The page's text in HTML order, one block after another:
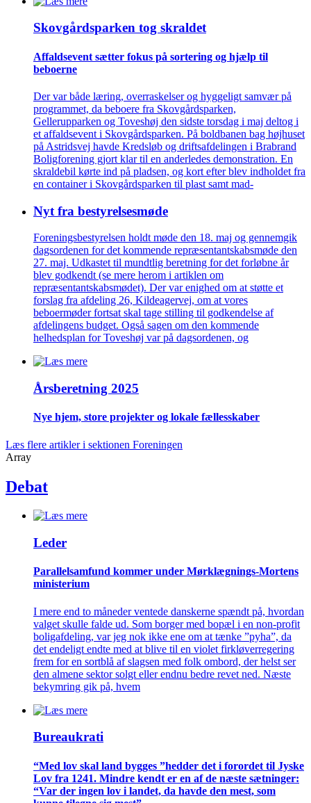
Skovgårds­parken tog skraldet
Affaldsevent sætter fokus på sortering og hjælp til
beboerne
Der var både læring, overraskelser og hyggeligt samvær på
programmet, da beboere fra Skovgårdsparken,
Gellerupparken og Toveshøj den sidste torsdag i maj deltog i
et affaldsevent i Skovgårdsparken. På boldbanen bag højhuset
på Astridsvej havde Kredsløb og driftsafdelingen i Brabrand
Boligforening gjort klar til en anderledes demonstration. En
skraldebil kørte ind på pladsen, og kort efter blev indholdet fra
en container i Skovgårdsparken til plast samt mad-
Nyt fra bestyrelsesmøde
Foreningsbestyrelsen holdt møde den 18. maj og gennemgik
dagsordenen for det kommende repræsentantskabsmøde den
27. maj. Udkastet til mundtlig beretning for det forløbne år
blev godkendt (se mere herom i artiklen om
repræsentantskabsmødet). Der var enighed om at støtte et
forslag fra afdeling 26, Kildeagervej, om at vores
beboermøder fortsat skal tage stilling til godkendelse af
afdelingens budget. Også sagen om den kommende
helhedsplan for Toveshøj var på dagsordenen, og
Årsberetning 2025
Nye hjem, store projekter og lokale fælles­skaber
Læs flere artikler i sektionen Foreningen
Array
Debat
Leder
Parallelsamfund kommer under Mørklægnings-Mortens
ministerium
I mere end to måneder ventede danskerne spændt på, hvordan
valget skulle falde ud. Som borger med bopæl i en non-profit
boligafdeling, var jeg nok ikke ene om at tænke ”pyha”, da
det endeligt endte med at blive til en violet firkløverregering
frem for en sortblå af slagsen med folk ombord, der helst ser
den almene sektor solgt eller endnu bedre revet ned. Næste
bekymring gik på, hvem
Bureaukrati
“Med lov skal land bygges ”hedder det i forordet til Jyske
Lov fra 1241. Mindre kendt er en af de næste sætninger:
“Var der ingen lov i landet, da havde den mest, som